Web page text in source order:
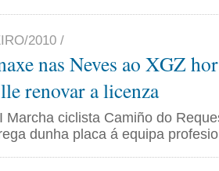
2010 /
nas Neves ao XGZ
renovar a licenza
Marcha ciclista Camiño do
dunha placa á equipa